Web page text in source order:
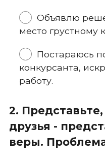
Объявлю
место грустному
Постараюсь
конкурсанта,
работу.
2.
друзья -
веры.